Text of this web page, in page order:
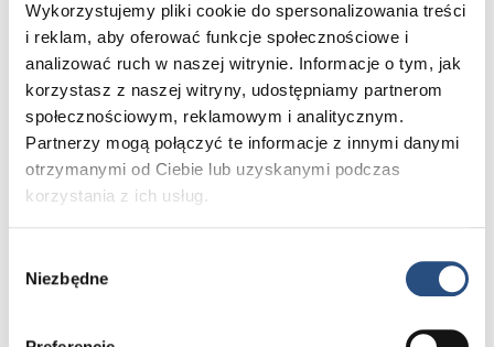
Wykorzystujemy pliki cookie do spersonalizowania treści
i reklam, aby oferować funkcje społecznościowe i
analizować ruch w naszej witrynie. Informacje o tym, jak
korzystasz z naszej witryny, udostępniamy partnerom
społecznościowym, reklamowym i analitycznym.
Partnerzy mogą połączyć te informacje z innymi danymi
otrzymanymi od Ciebie lub uzyskanymi podczas
korzystania z ich usług.
zgody
Niezbędne
Przed 15:00
Po 15:00
Skontaktujemy się z Tobą w ciągu 12 h w celu ustalenia konkretnego
terminu jazdy próbnej
Dane kontaktowe:
Nazwisko*
Numer telefonu*